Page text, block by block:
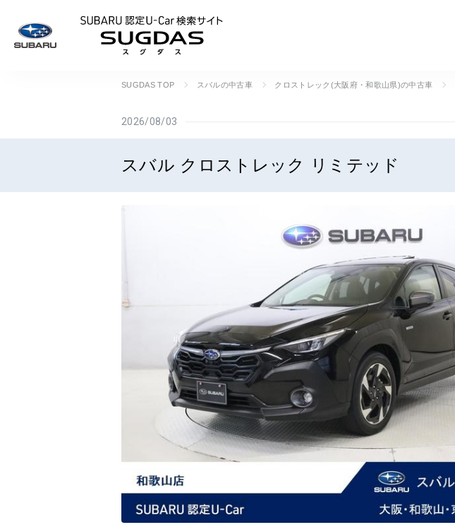
SUGDAS TOP スバルの中古車 クロストレック(大阪府・和歌山県)の中古車
2026/08/03
スバル クロストレック リミテッド